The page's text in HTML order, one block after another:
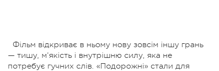
Фільм відкриває в ньому нову зовсім іншу грань
— тишу, м’якість і внутрішню силу, яка не
потребує гучних слів. «Подорожні» стали для